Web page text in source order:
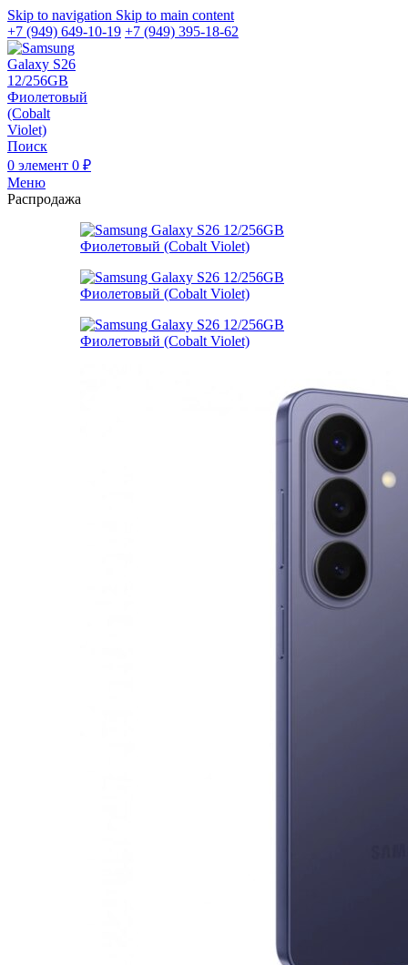
Skip to navigation Skip to main content
+7 (949) 649-10-19 +7 (949) 395-18-62
Поиск
0 элемент 0 ₽
Меню
Распродажа